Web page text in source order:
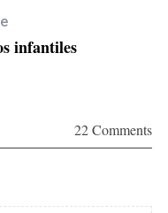
infantiles
22 Comments